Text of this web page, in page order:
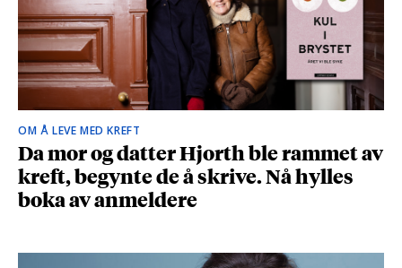
OM Å LEVE MED KREFT
Da mor og datter Hjorth ble rammet av
kreft, begynte de å skrive. Nå hylles
boka av anmeldere